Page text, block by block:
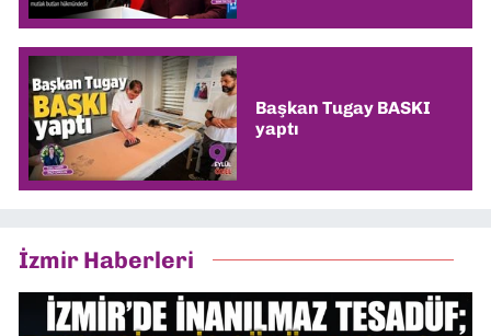
Başkan Tugay BASKI
yaptı
İzmir Haberleri